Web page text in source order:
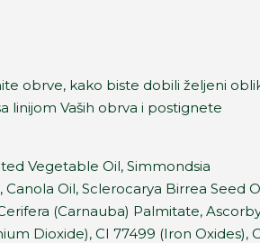
obrve, kako biste dobili željeni
linijom Vaših obrva i postignete
Vegetable Oil, Simmondsia
Oil, Sclerocarya Birrea Seed
(Carnauba) Palmitate,
Dioxide), CI 77499 (Iron Oxides),